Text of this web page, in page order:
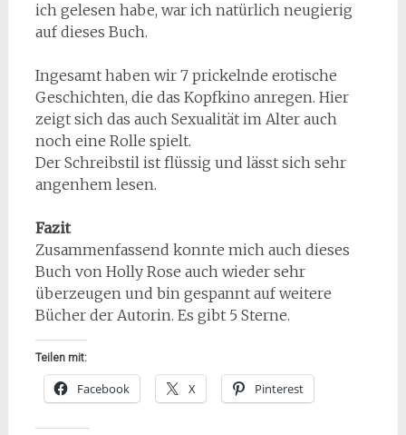
ich gelesen habe, war ich natürlich neugierig
auf dieses Buch.
Ingesamt haben wir 7 prickelnde erotische
Geschichten, die das Kopfkino anregen. Hier
zeigt sich das auch Sexualität im Alter auch
noch eine Rolle spielt.
Der Schreibstil ist flüssig und lässt sich sehr
angenhem lesen.
Fazit
Zusammenfassend konnte mich auch dieses
Buch von Holly Rose auch wieder sehr
überzeugen und bin gespannt auf weitere
Bücher der Autorin. Es gibt 5 Sterne.
Teilen mit:
Facebook X Pinterest